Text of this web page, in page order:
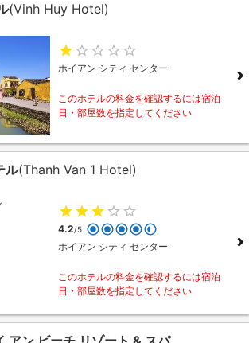
(Vinh Huy Hotel)
ホイアン シティ センター
このホテルの料金を確認するには宿泊
日・部屋数を指定してください
ル(Thanh Van 1 Hotel)
4.2/5
ホイアン シティ センター
このホテルの料金を確認するには宿泊
日・部屋数を指定してください